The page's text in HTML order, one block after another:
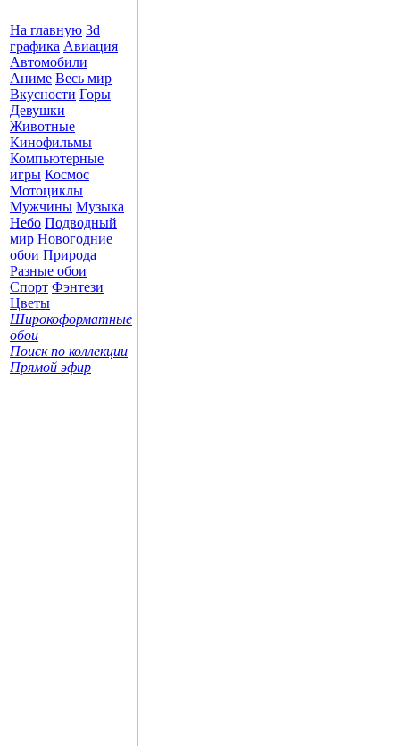
На главную 3d
графика Авиация
Автомобили
Аниме Весь мир
Вкусности Горы
Девушки
Животные
Кинофильмы
Компьютерные
игры Космос
Мотоциклы
Мужчины Музыка
Небо Подводный
мир Новогодние
обои Природа
Разные обои
Спорт Фэнтези
Цветы
Широкоформатные
обои
Поиск по коллекции
Прямой эфир